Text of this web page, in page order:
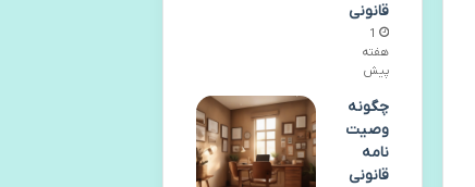
قانونی
1
هفته
پیش
چگونه
وصیت
نامه
قانونی